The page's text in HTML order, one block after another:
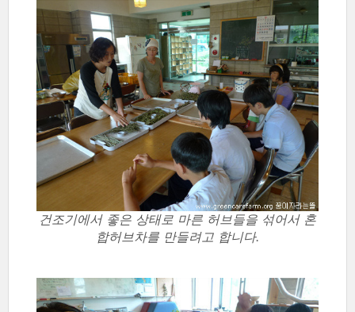
건조기에서 좋은 상태로 마른 허브들을 섞어서 혼
합허브차를 만들려고 합니다.